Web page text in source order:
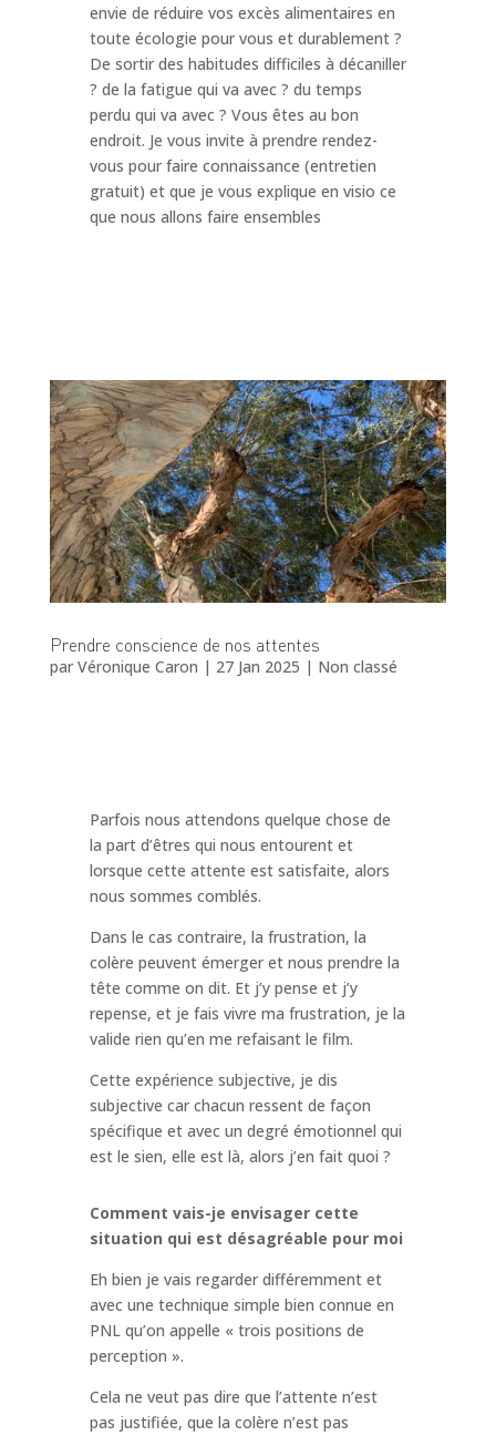
envie de réduire vos excès alimentaires en
toute écologie pour vous et durablement ?
De sortir des habitudes difficiles à décaniller
? de la fatigue qui va avec ? du temps
perdu qui va avec ? Vous êtes au bon
endroit. Je vous invite à prendre rendez-
vous pour faire connaissance (entretien
gratuit) et que je vous explique en visio ce
que nous allons faire ensembles
Prendre conscience de nos attentes
par Véronique Caron | 27 Jan 2025 | Non classé
Parfois nous attendons quelque chose de
la part d’êtres qui nous entourent et
lorsque cette attente est satisfaite, alors
nous sommes comblés.
Dans le cas contraire, la frustration, la
colère peuvent émerger et nous prendre la
tête comme on dit. Et j’y pense et j’y
repense, et je fais vivre ma frustration, je la
valide rien qu’en me refaisant le film.
Cette expérience subjective, je dis
subjective car chacun ressent de façon
spécifique et avec un degré émotionnel qui
est le sien, elle est là, alors j’en fait quoi ?
Comment vais-je envisager cette
situation qui est désagréable pour moi
Eh bien je vais regarder différemment et
avec une technique simple bien connue en
PNL qu’on appelle « trois positions de
perception ».
Cela ne veut pas dire que l’attente n’est
pas justifiée, que la colère n’est pas